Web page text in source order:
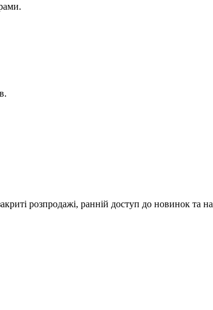
розпродажі, ранній доступ до новинок та